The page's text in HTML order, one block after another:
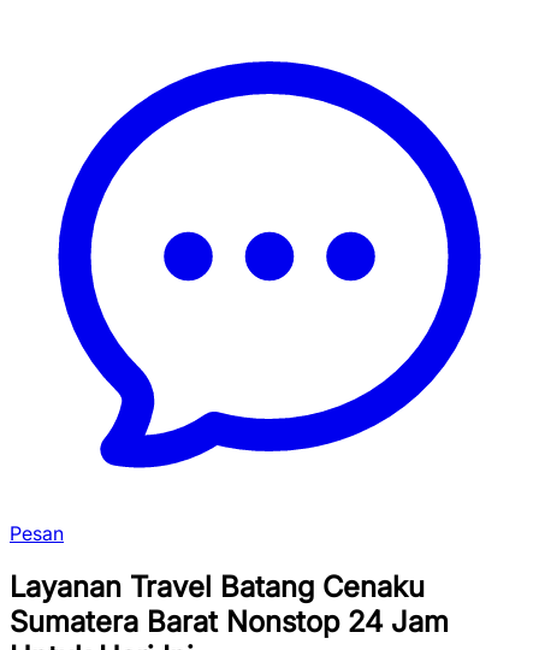
Pesan
Layanan Travel Batang Cenaku
Sumatera Barat Nonstop 24 Jam